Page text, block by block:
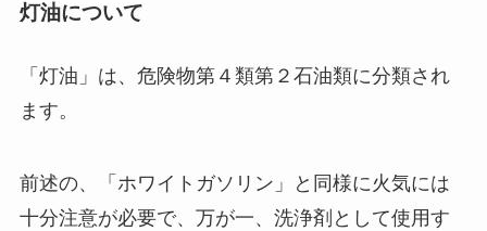
灯油について
「灯油」は、危険物第４類第２石油類に分類され
ます。
前述の、「ホワイトガソリン」と同様に火気には
十分注意が必要で、万が一、洗浄剤として使用す